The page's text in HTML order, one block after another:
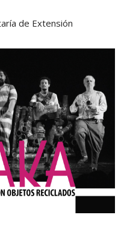
de Extensión